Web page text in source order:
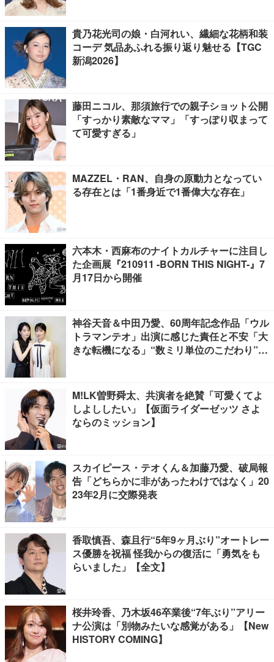
貴乃花光司の娘・白河れい、繊細な花柄和装
コーデ 気品あふれる振り返り魅せる【TGC
新潟2026】
藤田ニコル、那須旅行での親子ショット公開
「すっかり素敵なママ」「すっぽり収まって
て可愛すぎる」
MAZZEL・RAN、自身の原動力となってい
る存在とは「1番身近で1番偉大な存在」
六本木・西麻布のナイトカルチャーに注目し
た企画展『210911 -BORN THIS NIGHT-』7
月17日から開催
神谷天音＆中田乃愛、60周年記念作品「ウル
トラマンテオ」出演に感じた責任と不安「大
きな転機になる」“数ミリ単位のこだわり”特
M!LK曽野舜太、共演者を絶賛「可愛くてよ
しよししたい」【仮面ライダーゼッツ さよ
ならのミッション】
スカイピース・テオくん＆加藤乃愛、破局報
告「どちらかに非があったわけではなく」20
23年2月に交際発表
香取慎吾、森且行“5年9ヶ月ぶり”オートレー
ス優勝を祝福 怪我からの復活に「勇気をも
らいました」【全文】
桜井玲香、乃木坂46卒業後“7年ぶり”アリー
ナ公演は「別物みたいな感覚がある」【New
HISTORY COMING】